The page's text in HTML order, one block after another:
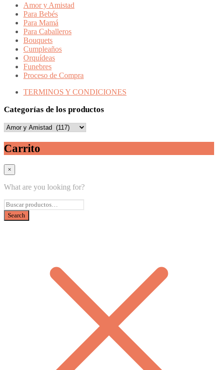
Amor y Amistad
Para Bebés
Para Mamá
Para Caballeros
Bouquets
Cumpleaños
Orquídeas
Funebres
Proceso de Compra
TERMINOS Y CONDICIONES
Categorías de los productos
Carrito
×
What are you looking for?